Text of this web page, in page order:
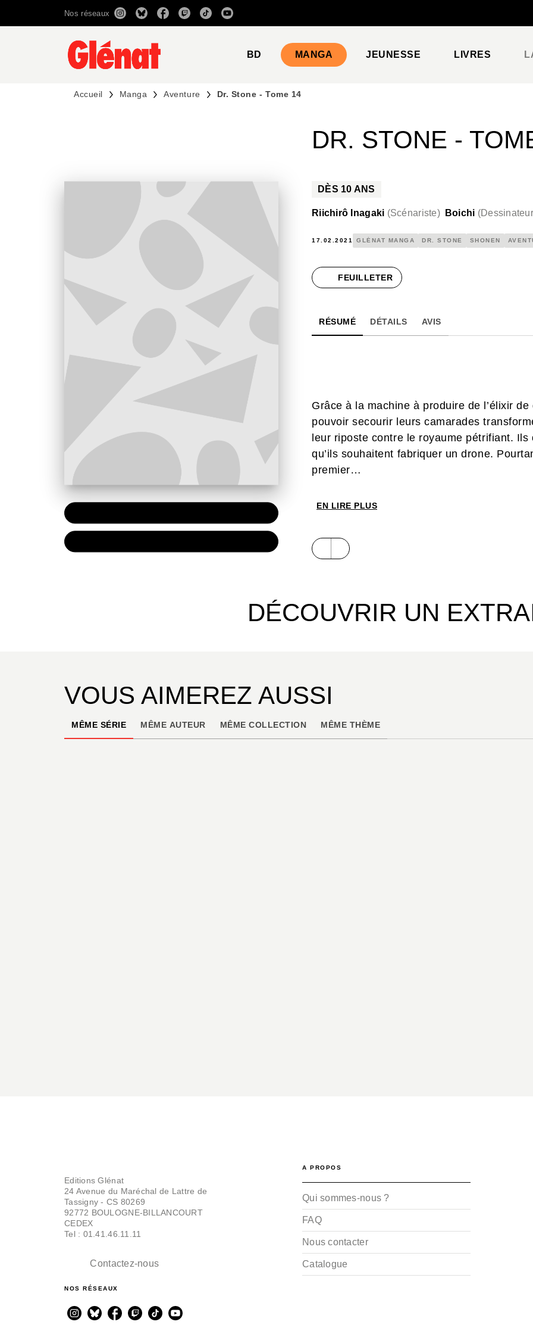
RECHERCHE CONTENU
Nos réseaux
BD MANGA JEUNESSE LIVRES
Accueil Manga Aventure Dr. Stone - Tome 14
DR. STONE -
DÈS 10 ANS
Riichirô Inagaki (Scénariste) Boichi (
17.02.2021 GLÉNAT MANGA DR. STONE SHONEN
FEUILLETER
RÉSUMÉ DÉTAILS AVIS
Grâce à la machine à produire de l’élixir
pouvoir secourir leurs camarades
leur riposte contre le royaume pétrifiant.
qu’ils souhaitent fabriquer un drone.
premier…
EN LIRE PLUS
DÉCOUVRIR UN
VOUS AIMEREZ AUSSI
MÊME SÉRIE MÊME AUTEUR MÊME COLLECTION MÊME THÈME
Editions Glénat
24 Avenue du Maréchal de Lattre de
Tassigny - CS 80269
92772 BOULOGNE-BILLANCOURT
CEDEX
Tel : 01.41.46.11.11
Contactez-nous
NOS RÉSEAUX
A PROPOS
Qui sommes-nous ?
FAQ
Nous contacter
Catalogue